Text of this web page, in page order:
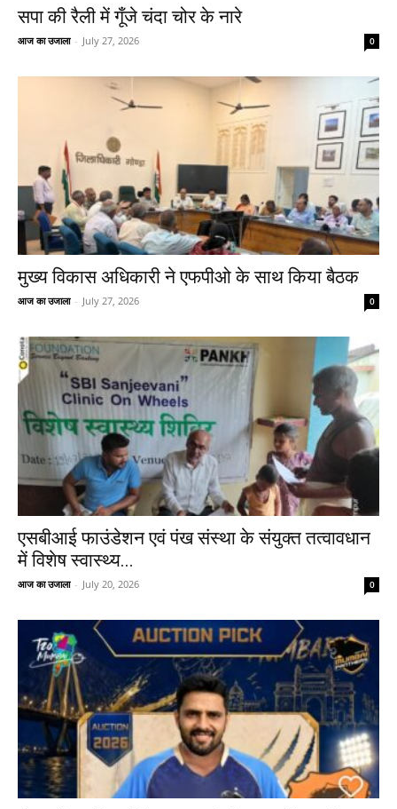
सपा की रैली में गूँजे चंदा चोर के नारे
आज का उजाला - July 27, 2026 0
मुख्य विकास अधिकारी ने एफपीओ के साथ किया बैठक
आज का उजाला - July 27, 2026 0
एसबीआई फाउंडेशन एवं पंख संस्था के संयुक्त तत्वावधान
में विशेष स्वास्थ्य...
आज का उजाला - July 20, 2026 0